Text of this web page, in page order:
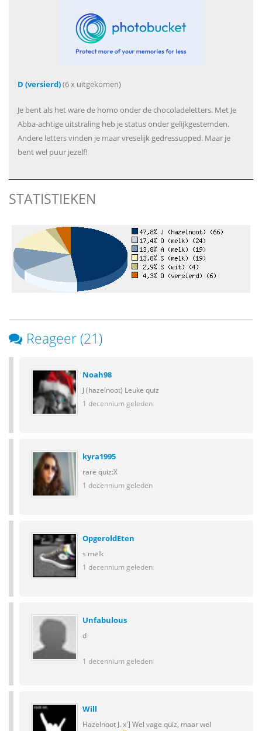
D (versierd)(6 x uitgekomen)
Je bent als het ware de homo onder de chocoladeletters. Met Je
Abba-achtige uitstraling heb je status onder gelijkgestemden.
Andere letters vinden je maar vreselijk gedressupped. Maar je
bent wel puur jezelf!
STATISTIEKEN
Reageer (21)
Noah98
J (hazelnoot) Leuke quiz
1 decennium geleden
kyra1995
rare quiz:X
1 decennium geleden
OpgeroldEten
s melk
1 decennium geleden
Unfabulous
d
1 decennium geleden
Will
Hazelnoot J. x'] Wel vage quiz, maar wel